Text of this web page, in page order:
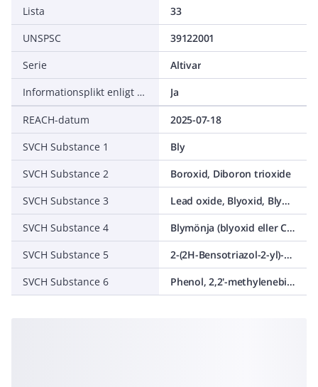
Lista
33
UNSPSC
39122001
Serie
Altivar
Informationsplikt enligt REACH
Ja
REACH-datum
2025-07-18
SVCH Substance 1
Bly
SVCH Substance 2
Boroxid, Diboron trioxide
SVCH Substance 3
Lead oxide, Blyoxid, Blymonoxid, C.I. Pigment Yellow 46 , C.I. 77577, Litharge, Lead(II) oxide
SVCH Substance 4
Blymönja (blyoxid eller C.I. 77578 eller C.I. Pigment Red 105)
SVCH Substance 5
2-(2H-Bensotriazol-2-yl)-4-(1,1,3,3-tetrametylbutyl)fenol
SVCH Substance 6
Phenol, 2,2'-methylenebis[6-(1,1-dimethylethyl)-4-methyl-